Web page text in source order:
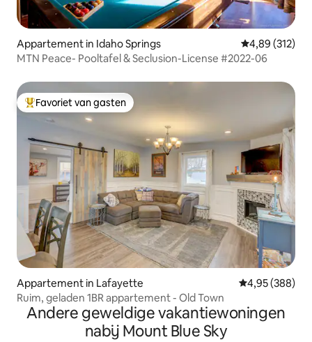
Appartement in Idaho Springs Gemiddelde
4,89 (312)
MTN Peace- Pooltafel & Seclusion-License #2022-06
Topfavoriet van gasten
Favoriet van gasten
Appartement in Lafayette Gemiddelde
4,95 (388)
Ruim, geladen 1BR appartement - Old Town
Andere geweldige vakantiewoningen
nabij Mount Blue Sky